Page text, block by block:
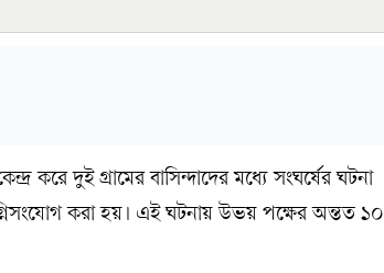
করে দুই গ্রামের বাসিন্দাদের মধ্যে সংঘর্ষের ঘটনা
করা হয়। এই ঘটনায় উভয় পক্ষের অন্তত ১০